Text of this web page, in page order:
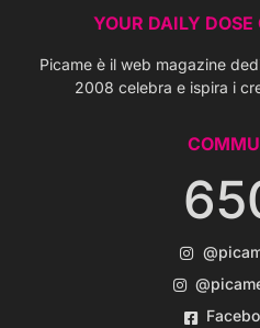
YOUR DAILY
Picame è il web magazine
2008 celebra e ispira i